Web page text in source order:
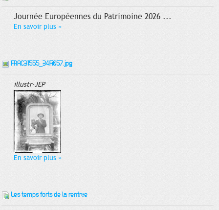
Journée Européennes du Patrimoine 2026 ...
En savoir plus »
FRAC31555_34Fi057.jpg
illustr-JEP
En savoir plus »
Les temps forts de la rentrée